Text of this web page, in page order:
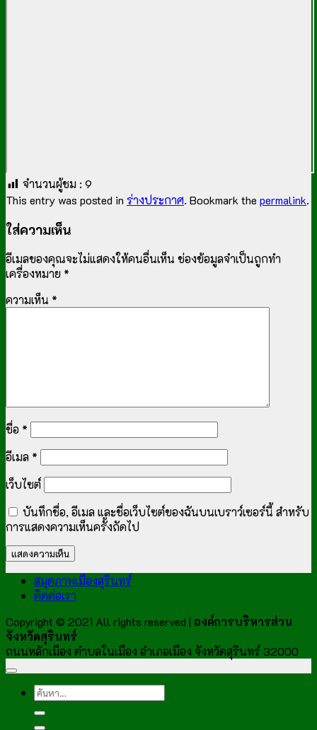
จำนวนผู้ชม : 9
This entry was posted in ร่างประกาศ. Bookmark the permalink.
ใส่ความเห็น
อีเมลของคุณจะไม่แสดงให้คนอื่นเห็น ช่องข้อมูลจำเป็นถูกทำ
เครื่องหมาย *
ความเห็น *
ชื่อ *
อีเมล *
เว็บไซต์
บันทึกชื่อ, อีเมล และชื่อเว็บไซต์ของฉันบนเบราว์เซอร์นี้ สำหรับ
การแสดงความเห็นครั้งถัดไป
สมุดภาพเมืองสุรินทร์
ติดต่อเรา
Copyright © 2021 All rights reserved | องค์การบริหารส่วน
จังหวัดสุรินทร์
ถนนหลักเมือง ตำบลในเมือง อำเภอเมือง จังหวัดสุรินทร์ 32000